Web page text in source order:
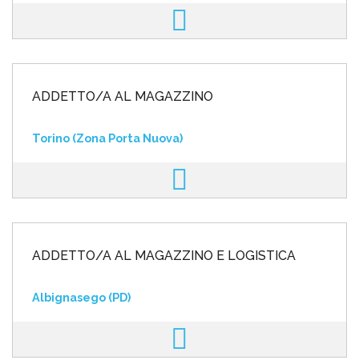
ADDETTO/A AL MAGAZZINO
Torino (Zona Porta Nuova)
ADDETTO/A AL MAGAZZINO E LOGISTICA
Albignasego (PD)